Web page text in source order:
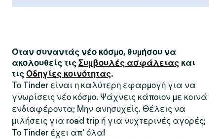
Όταν συναντάς νέο κόσμο, θυμήσου να
ακολουθείς τις Συμβουλές ασφάλειας και
τις Οδηγίες κοινότητας.
Το Tinder είναι η καλύτερη εφαρμογή για να
γνωρίσεις νέο κόσμο. Ψάχνεις κάποιον με κοινά
ενδιαφέροντα; Μην ανησυχείς. Θέλεις να
μιλήσεις για road trip ή για νυχτερινές αγορές;
Το Tinder έχει απ' όλα!